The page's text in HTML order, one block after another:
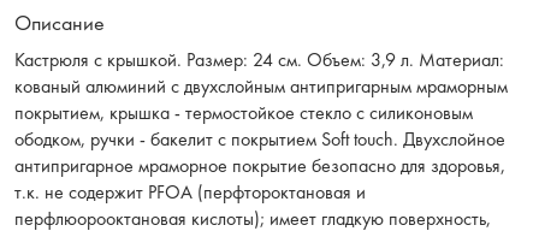
Описание
Кастрюля с крышкой. Размер: 24 см. Объем: 3,9 л. Материал:
кованый алюминий с двухслойным антипригарным мраморным
покрытием, крышка - термостойкое стекло с силиконовым
ободком, ручки - бакелит с покрытием Soft touch. Двухслойное
антипригарное мраморное покрытие безопасно для здоровья,
т.к. не содержит PFOA (перфтороктановая и
перфлюорооктановая кислоты); имеет гладкую поверхность,